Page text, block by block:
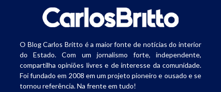
O Blog Carlos Britto é a maior fonte de notícias do interior
do Estado. Com um jornalismo forte, independente,
compartilha opiniões livres e de interesse da comunidade.
Foi fundado em 2008 em um projeto pioneiro e ousado e se
tornou referência. Na frente em tudo!